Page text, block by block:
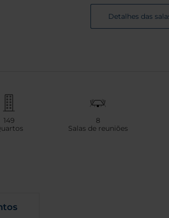
Detalhes das
149
8
Salas de reuniões